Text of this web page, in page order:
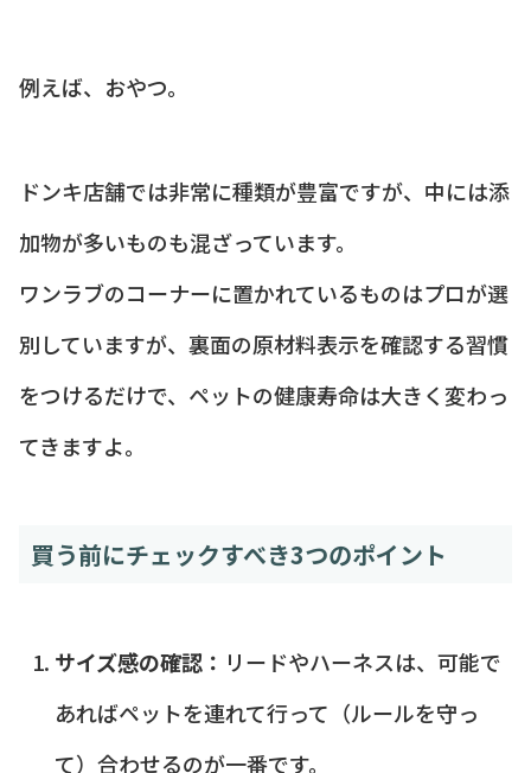
例えば、おやつ。
ドンキ店舗では非常に種類が豊富ですが、中には添
加物が多いものも混ざっています。
ワンラブのコーナーに置かれているものはプロが選
別していますが、裏面の原材料表示を確認する習慣
をつけるだけで、ペットの健康寿命は大きく変わっ
てきますよ。
買う前にチェックすべき3つのポイント
サイズ感の確認： リードやハーネスは、可能で
あればペットを連れて行って（ルールを守っ
て）合わせるのが一番です。